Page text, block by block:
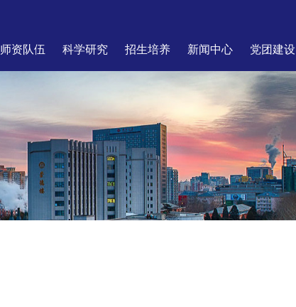
师资队伍 科学研究 招生培养 新闻中心 党团建设